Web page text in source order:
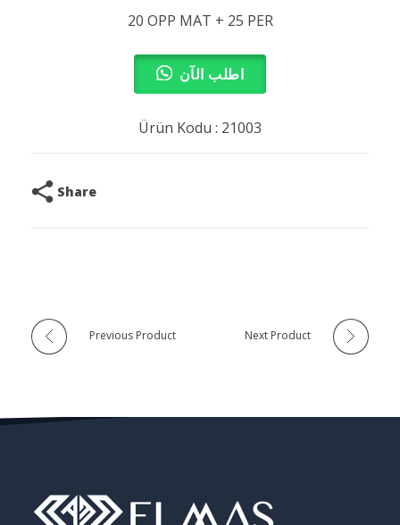
20 OPP MAT + 25 PER
اطلب الآن
Ürün Kodu : 21003
Share
Previous Product Next Product